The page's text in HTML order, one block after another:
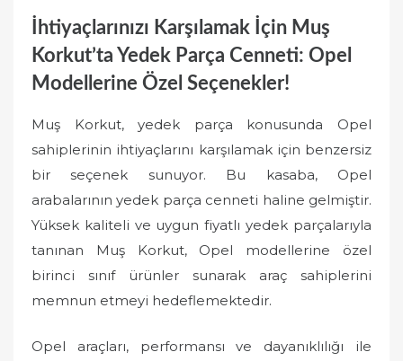
İhtiyaçlarınızı Karşılamak İçin Muş
Korkut’ta Yedek Parça Cenneti: Opel
Modellerine Özel Seçenekler!
Muş Korkut, yedek parça konusunda Opel
sahiplerinin ihtiyaçlarını karşılamak için benzersiz
bir seçenek sunuyor. Bu kasaba, Opel
arabalarının yedek parça cenneti haline gelmiştir.
Yüksek kaliteli ve uygun fiyatlı yedek parçalarıyla
tanınan Muş Korkut, Opel modellerine özel
birinci sınıf ürünler sunarak araç sahiplerini
memnun etmeyi hedeflemektedir.
Opel araçları, performansı ve dayanıklılığı ile